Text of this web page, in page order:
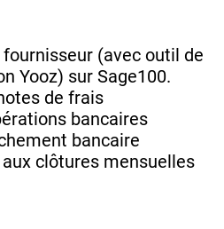
(avec outil de
Yooz) sur Sage100.
de frais
bancaires
bancaire
clôtures mensuelles